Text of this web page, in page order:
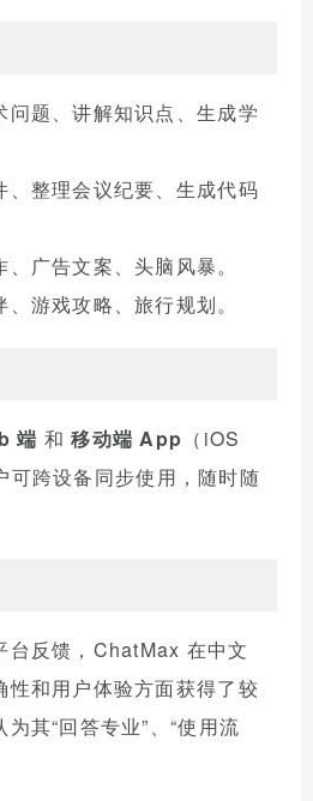
问题、讲解知识点、生成学
、整理会议纪要、生成代码
、广告文案、头脑风暴。
、游戏攻略、旅行规划。
端 和移动端 App （iOS
跨设备同步使用，随时随
台反馈，ChatMax 在中文
性和用户体验方面获得了较
其“回答专业”、“使用流